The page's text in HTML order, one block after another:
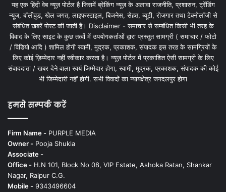
यह एक हिंदी वेब न्यूज़ पोर्टल है जिसमें ब्रेकिंग न्यूज़ के अलावा राजनीति, प्रशासन, ट्रेंडिंग
न्यूज, बॉलीवुड, खेल जगत, लाइफस्टाइल, बिजनेस, सेहत, ब्यूटी, रोजगार तथा टेक्नोलॉजी से
संबंधित खबरें पोस्ट की जाती है। Disclaimer - समाचार से सम्बंधित किसी भी तरह के
विवाद के लिए साइट के कुछ तत्वों में उपयोगकर्ताओं द्वारा प्रस्तुत सामग्री ( समाचार / फोटो
/ विडियो आदि ) शामिल होगी स्वामी, मुद्रक, प्रकाशक, संपादक इस तरह के सामग्रियों के
लिए कोई ज़िम्मेदार नहीं स्वीकार करता है। न्यूज़ पोर्टल में प्रकाशित ऐसी सामग्री के लिए
संवाददाता / खबर देने वाला स्वयं जिम्मेदार होगा, स्वामी, मुद्रक, प्रकाशक, संपादक की कोई
भी जिम्मेदारी नहीं होगी. सभी विवादों का न्यायक्षेत्र जगदलपुर होगा
हमसे सम्पर्क करें
Firm Name - PURPLE MEDIA
Owner - Pooja Shukla
Associate -
Office - H.N 101, Block No 08, VIP Estate, Ashoka Ratan, Shankar
Nagar, Raipur C.G.
Mobile - 9343496604